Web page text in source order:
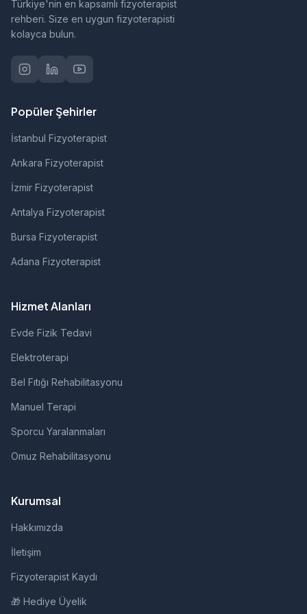
Türkiye'nin en kapsamlı fizyoterapist
rehberi. Size en uygun fizyoterapisti
kolayca bulun.
Popüler Şehirler
İstanbul Fizyoterapist
Ankara Fizyoterapist
İzmir Fizyoterapist
Antalya Fizyoterapist
Bursa Fizyoterapist
Adana Fizyoterapist
Hizmet Alanları
Evde Fizik Tedavi
Elektroterapi
Bel Fıtığı Rehabilitasyonu
Manuel Terapi
Sporcu Yaralanmaları
Omuz Rehabilitasyonu
Kurumsal
Hakkımızda
İletişim
Fizyoterapist Kaydı
🎁 Hediye Üyelik